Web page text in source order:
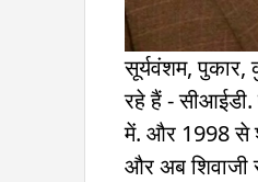
सूर्यवंशम,
रहे हैं - सीआईडी.
में. और 1998 से
और अब शिवाजी